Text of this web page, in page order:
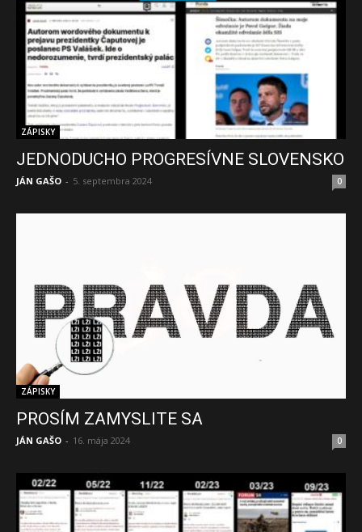
ZÁPISKY
JEDNODUCHO PROGRESÍVNE SLOVENSKO
JÁN GAŠO - 5. septembra 2024 0
ZÁPISKY
PROSÍM ZAMYSLITE SA
JÁN GAŠO - 16. mája 2024 0